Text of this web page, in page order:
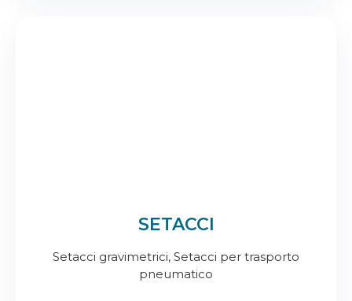
SETACCI
Setacci gravimetrici, Setacci per trasporto
pneumatico